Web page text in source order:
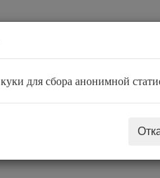
для сбора анонимной